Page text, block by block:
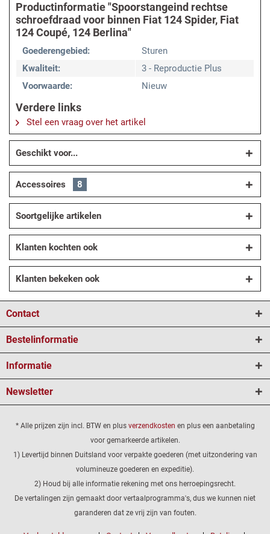
Productinformatie "Spoorstangeind rechtse
schroefdraad voor binnen Fiat 124 Spider, Fiat
124 Coupé, 124 Berlina"
Goederengebied:
Sturen
Kwaliteit:
3 - Reproductie Plus
Voorwaarde:
Nieuw
Verdere links
Stel een vraag over het artikel
Geschikt voor...
Accessoires 8
Soortgelijke artikelen
Klanten kochten ook
Klanten bekeken ook
Contact
Bestelinformatie
Informatie
Newsletter
* Alle prijzen zijn incl. BTW en plus verzendkosten en plus een aanbetaling
voor gemarkeerde artikelen.
1) Levertijd binnen Duitsland voor verpakte goederen (met uitzondering van
volumineuze goederen en expeditie).
2) Houd bij alle informatie rekening met ons herroepingsrecht.
De vertalingen zijn gemaakt door vertaalprogramma's, dus we kunnen niet
garanderen dat ze vrij zijn van fouten.